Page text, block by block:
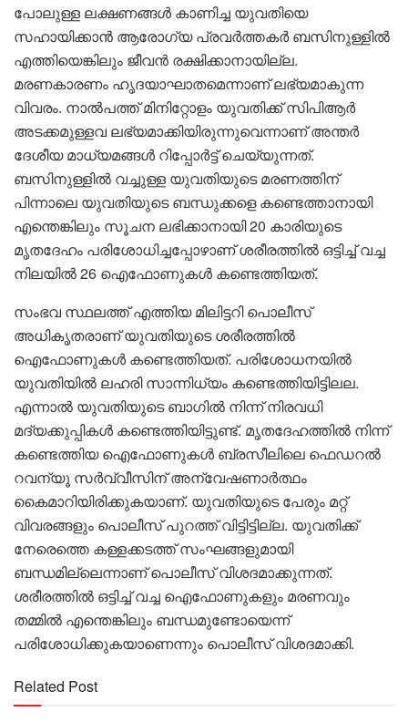
പോലുള്ള ലക്ഷണങ്ങൾ കാണിച്ച യുവതിയെ
സഹായിക്കാൻ ആരോഗ്യ പ്രവർത്തകർ ബസിനുള്ളിൽ
എത്തിയെങ്കിലും ജീവൻ രക്ഷിക്കാനായില്ല.
മരണകാരണം ഹൃദയാഘാതമെന്നാണ് ലഭ്യമാകുന്ന
വിവരം. നാൽപത്ത് മിനിറ്റോളം യുവതിക്ക് സിപിആർ
അടക്കമുള്ളവ ലഭ്യമാക്കിയിരുന്നുവെന്നാണ് അന്തർ
ദേശീയ മാധ്യമങ്ങൾ റിപ്പോർട്ട് ചെയ്യുന്നത്.
ബസിനുള്ളിൽ വച്ചുള്ള യുവതിയുടെ മരണത്തിന്
പിന്നാലെ യുവതിയുടെ ബന്ധുക്കളെ കണ്ടെത്താനായി
എന്തെങ്കിലും സൂചന ലഭിക്കാനായി 20 കാരിയുടെ
മൃതദേഹം പരിശോധിച്ചപ്പോഴാണ് ശരീരത്തിൽ ഒട്ടിച്ച് വച്ച
നിലയിൽ 26 ഐഫോണുകൾ കണ്ടെത്തിയത്.
സംഭവ സ്ഥലത്ത് എത്തിയ മിലിട്ടറി പൊലീസ്
അധികൃതരാണ് യുവതിയുടെ ശരീരത്തിൽ
ഐഫോണുകൾ കണ്ടെത്തിയത്. പരിശോധനയിൽ
യുവതിയിൽ ലഹരി സാന്നിധ്യം കണ്ടെത്തിയിട്ടിലല.
എന്നാൽ യുവതിയുടെ ബാഗിൽ നിന്ന് നിരവധി
മദ്യക്കുപ്പികൾ കണ്ടെത്തിയിട്ടുണ്ട്. മൃതദേഹത്തിൽ നിന്ന്
കണ്ടെത്തിയ ഐഫോണുകൾ ബ്രസീലിലെ ഫെഡറൽ
റവന്യൂ സർവ്വീസിന് അന്വേഷണാർത്ഥം
കൈമാറിയിരിക്കുകയാണ്. യുവതിയുടെ പേരും മറ്റ്
വിവരങ്ങളും പൊലീസ് പുറത്ത് വിട്ടിട്ടില്ല. യുവതിക്ക്
നേരെത്തെ കള്ളക്കടത്ത് സംഘങ്ങളുമായി
ബന്ധമില്ലെന്നാണ് പൊലീസ് വിശദമാക്കുന്നത്.
ശരീരത്തിൽ ഒട്ടിച്ച് വച്ച ഐഫോണുകളും മരണവും
തമ്മിൽ എന്തെങ്കിലും ബന്ധമുണ്ടോയെന്ന്
പരിശോധിക്കുകയാണെന്നും പൊലീസ് വിശദമാക്കി.
Related Post